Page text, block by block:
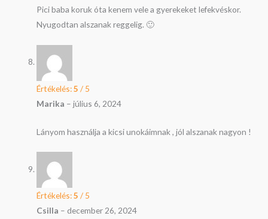
Pici baba koruk óta kenem vele a gyerekeket lefekvéskor.
Nyugodtan alszanak reggelig. 🙂
Értékelés:5 / 5
Marika – július 6, 2024
Lányom használja a kicsi unokáimnak , jól alszanak nagyon !
Értékelés:5 / 5
Csilla – december 26, 2024